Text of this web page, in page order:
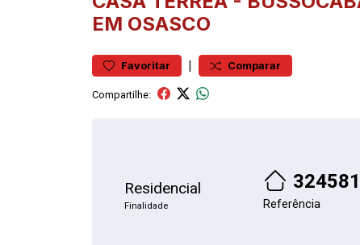
EM OSASCO
Favoritar | Comparar
Compartilhe:
Residencial
Finalidade
324581
Referência